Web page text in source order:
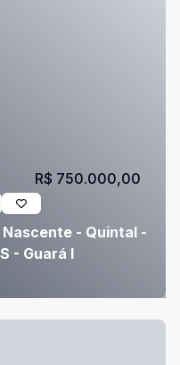
- Quintal -
- Guará I
R$ 750.000,00